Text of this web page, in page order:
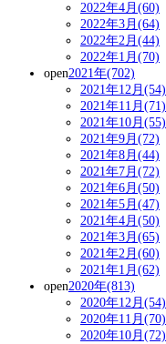
2022年4月(60)
2022年3月(64)
2022年2月(44)
2022年1月(70)
open2021年(702)
2021年12月(54)
2021年11月(71)
2021年10月(55)
2021年9月(72)
2021年8月(44)
2021年7月(72)
2021年6月(50)
2021年5月(47)
2021年4月(50)
2021年3月(65)
2021年2月(60)
2021年1月(62)
open2020年(813)
2020年12月(54)
2020年11月(70)
2020年10月(72)